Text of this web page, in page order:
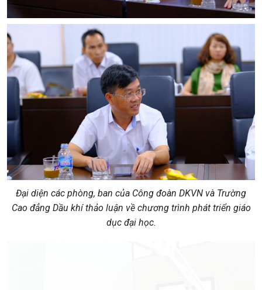
Đại diện các phòng, ban của Công đoàn DKVN và Trường
Cao đẳng Dầu khí thảo luận về chương trình phát triển giáo
dục đại học.